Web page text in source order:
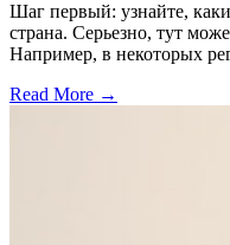
Шаг первый: узнайте,
страна. Серьезно, тут
Например, в некоторых
Read More →